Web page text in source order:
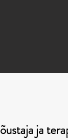
ja